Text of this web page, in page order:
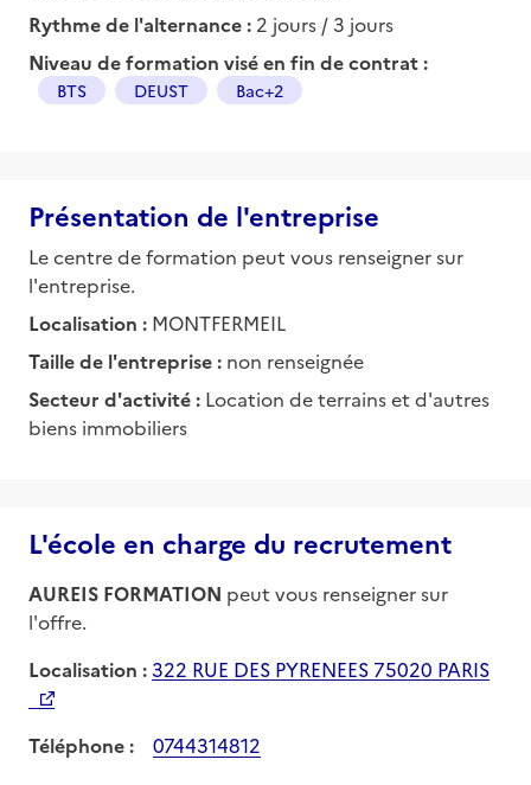
Rythme de l'alternance : 2 jours / 3 jours
Niveau de formation visé en fin de contrat :
BTS DEUST Bac+2
Présentation de l'entreprise
Le centre de formation peut vous renseigner sur
l'entreprise.
Localisation : MONTFERMEIL
Taille de l'entreprise : non renseignée
Secteur d'activité : Location de terrains et d'autres
biens immobiliers
L'école en charge du recrutement
AUREIS FORMATION peut vous renseigner sur
l'offre.
Localisation :322 RUE DES PYRENEES 75020 PARIS
Téléphone : 0744314812